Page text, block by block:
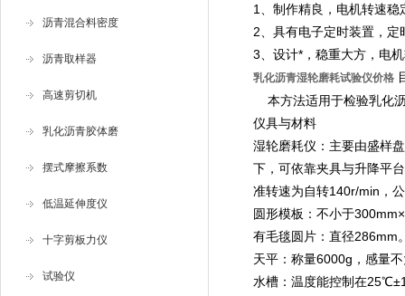
沥青混合料密度
沥青取样器
高速剪切机
乳化沥青胶体磨
摆式摩擦系数
低温延伸度仪
十字剪板力仪
试验仪
1、制作精良，电机转速
2、具有电子定时装置，
3、设计*，稳重大方，电
乳化沥青湿轮磨耗试验仪价格
本方法适用于检验乳化
仪具与材料
湿轮磨耗仪：主要由盛样
下，可依靠夹具与升降平
准转速为自转140r/min，
圆形模板：不小于
有毛毯圆片：直径286mm
天平：称量6000g，感量
水槽：温度能控制在